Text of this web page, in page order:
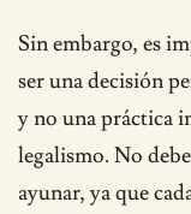
Sin embargo, es
ser una decisión
y no una práctica
legalismo. No
ayunar, ya que